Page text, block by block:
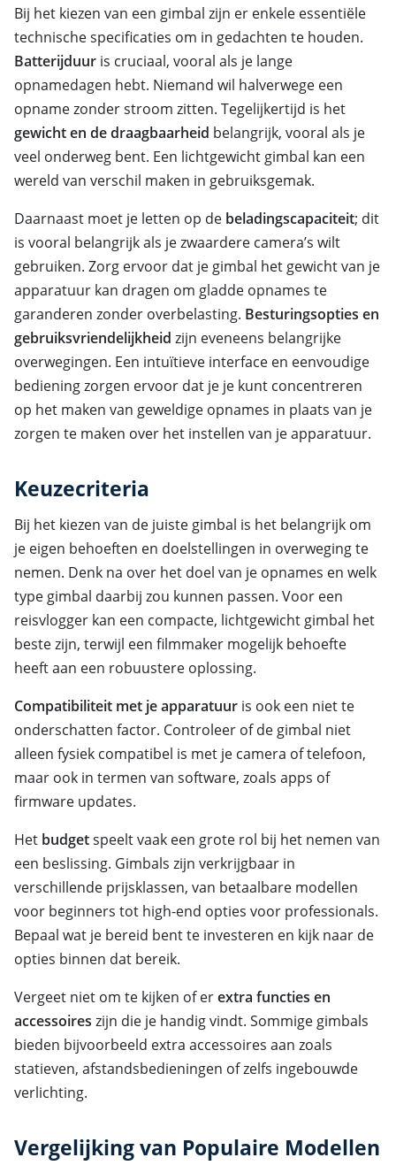
Bij het kiezen van een gimbal zijn er enkele essentiële
technische specificaties om in gedachten te houden.
Batterijduur is cruciaal, vooral als je lange
opnamedagen hebt. Niemand wil halverwege een
opname zonder stroom zitten. Tegelijkertijd is het
gewicht en de draagbaarheid belangrijk, vooral als je
veel onderweg bent. Een lichtgewicht gimbal kan een
wereld van verschil maken in gebruiksgemak.
Daarnaast moet je letten op de beladingscapaciteit; dit
is vooral belangrijk als je zwaardere camera’s wilt
gebruiken. Zorg ervoor dat je gimbal het gewicht van je
apparatuur kan dragen om gladde opnames te
garanderen zonder overbelasting. Besturingsopties en
gebruiksvriendelijkheid zijn eveneens belangrijke
overwegingen. Een intuïtieve interface en eenvoudige
bediening zorgen ervoor dat je je kunt concentreren
op het maken van geweldige opnames in plaats van je
zorgen te maken over het instellen van je apparatuur.
Keuzecriteria
Bij het kiezen van de juiste gimbal is het belangrijk om
je eigen behoeften en doelstellingen in overweging te
nemen. Denk na over het doel van je opnames en welk
type gimbal daarbij zou kunnen passen. Voor een
reisvlogger kan een compacte, lichtgewicht gimbal het
beste zijn, terwijl een filmmaker mogelijk behoefte
heeft aan een robuustere oplossing.
Compatibiliteit met je apparatuur is ook een niet te
onderschatten factor. Controleer of de gimbal niet
alleen fysiek compatibel is met je camera of telefoon,
maar ook in termen van software, zoals apps of
firmware updates.
Het budgetspeelt vaak een grote rol bij het nemen van
een beslissing. Gimbals zijn verkrijgbaar in
verschillende prijsklassen, van betaalbare modellen
voor beginners tot high-end opties voor professionals.
Bepaal wat je bereid bent te investeren en kijk naar de
opties binnen dat bereik.
Vergeet niet om te kijken of erextra functies en
accessoires zijn die je handig vindt. Sommige gimbals
bieden bijvoorbeeld extra accessoires aan zoals
statieven, afstandsbedieningen of zelfs ingebouwde
verlichting.
Vergelijking van Populaire Modellen